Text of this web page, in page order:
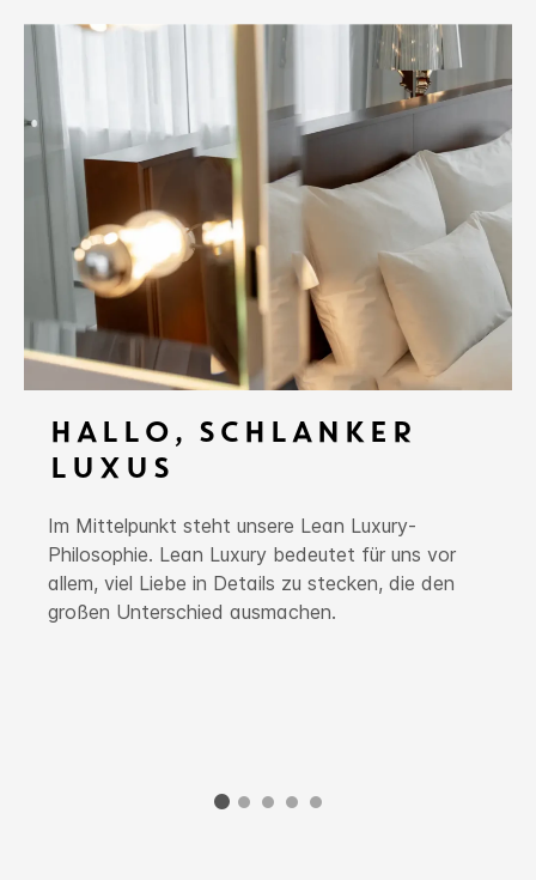
HALLO, SCHLANKER
LUXUS
Im Mittelpunkt steht unsere Lean Luxury-
Philosophie. Lean Luxury bedeutet für uns vor
allem, viel Liebe in Details zu stecken, die den
großen Unterschied ausmachen.